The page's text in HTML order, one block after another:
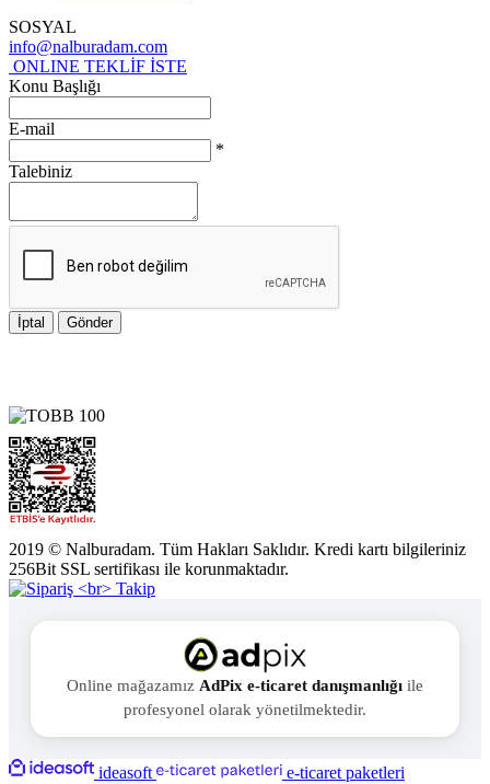
SOSYAL
info@nalburadam.com
ONLINE TEKLİF İSTE
Konu Başlığı
E-mail
*
Talebiniz
İptal Gönder
2019 © Nalburadam. Tüm Hakları Saklıdır. Kredi kartı bilgileriniz
256Bit SSL sertifikası ile korunmaktadır.
Online mağazamız AdPix e-ticaret danışmanlığı ile
profesyonel olarak yönetilmektedir.
ideasoft
e-ticaret paketleri